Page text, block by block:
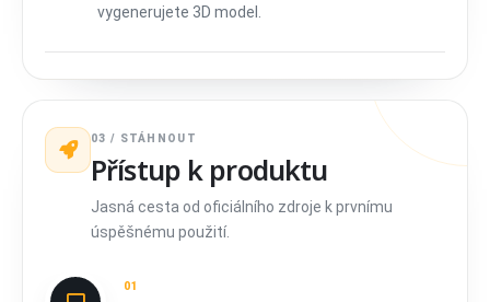
vygenerujete 3D model.
03 / STÁHNOUT
Přístup k produktu
Jasná cesta od oficiálního zdroje k prvnímu
úspěšnému použití.
01